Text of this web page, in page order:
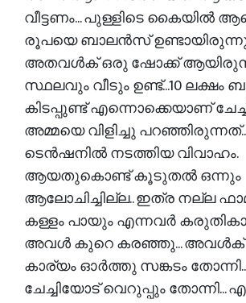
വീട്ടണം... പുള്ളിടെ കൈയിൽ
രൂപയെ ബാലൻസ്
അതവൾക് ഒരു ഷോക്ക്
സ്ഥലവും വീടും ഉണ്ട്...10 ലക്ഷം
കിടപ്പുണ്ട് എന്നൊക്കെയാണ്
അമ്മയെ വിളിച്ചു
ടെൻഷനിൽ നടത്തിയ വിവാഹം.
ആയതുകൊണ്ട് കൂടുതൽ ഒന്നും
ആലോചിച്ചില്ല.. ഇത്ര നല്ല
കള്ളം പായും എന്നവർ
അവൾ കുറെ കരഞ്ഞു... അവൾക്
കാര്യം ഓർത്തു സങ്കടം
ചേച്ചിയോട് വെറുപ്പും തോന്നി...